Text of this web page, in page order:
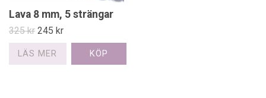
Lava 8 mm, 5 strängar
325 kr 245 kr
LÄS MER